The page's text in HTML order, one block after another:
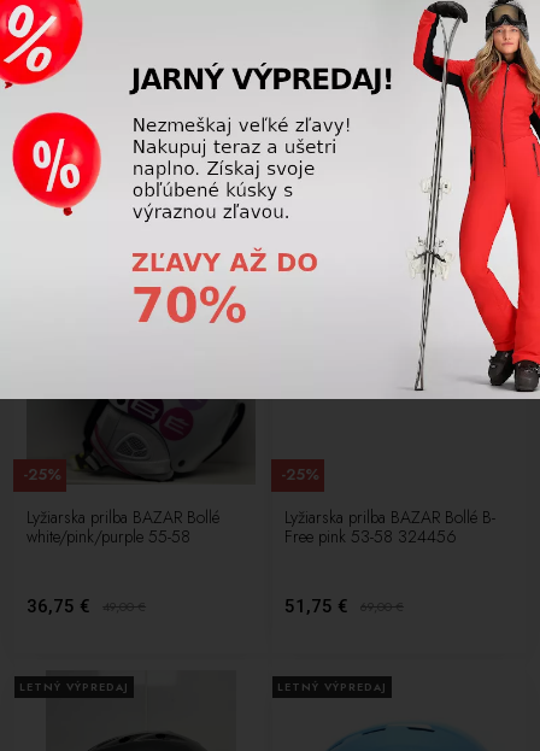
Lyžiarska prilba BAZÁR Bliz Head
Cover black S/M 54-58
36,75 € 49,00€
-25%
Lyžiarska prilba BAZÁR Bliz Head
Cover black S/M
36,75 €
Lyžiarska prilba BAZAR Bollé
white/pink/purple 55-58
36,75 € 49,00€
-25%
LETNÝ VÝPREDAJ
Lyžiarska prilba BAZAR Bollé B-
Free pink 53-58 324456
51,75 € 69,00€
-25%
LETNÝ VÝPREDAJ LETNÝ VÝPREDAJ